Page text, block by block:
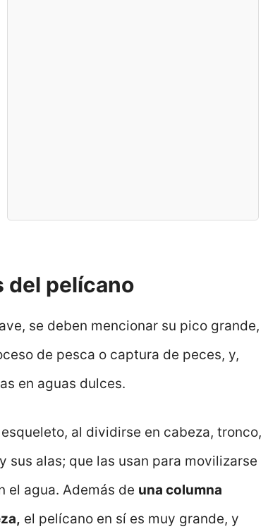
del pelícano
se deben mencionar su pico grande,
de pesca o captura de peces, y,
en aguas dulces.
al dividirse en cabeza, tronco,
alas; que las usan para movilizarse
el agua. Además de una columna
el pelícano en sí es muy grande, y